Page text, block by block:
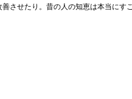
させたり。昔の人の知恵は本当にす